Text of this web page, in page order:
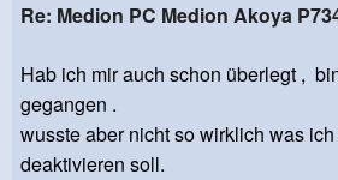
Re: Medion PC Medion Akoya
Hab ich mir auch schon überlegt ,
gegangen .
wusste aber nicht so wirklich was
deaktivieren soll.